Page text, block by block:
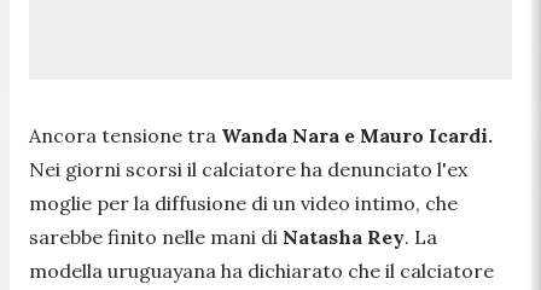
Ancora tensione tra Wanda Nara e Mauro Icardi.
Nei giorni scorsi il calciatore ha denunciato l'ex
moglie per la diffusione di un video intimo, che
sarebbe finito nelle mani di Natasha Rey. La
modella uruguayana ha dichiarato che il calciatore